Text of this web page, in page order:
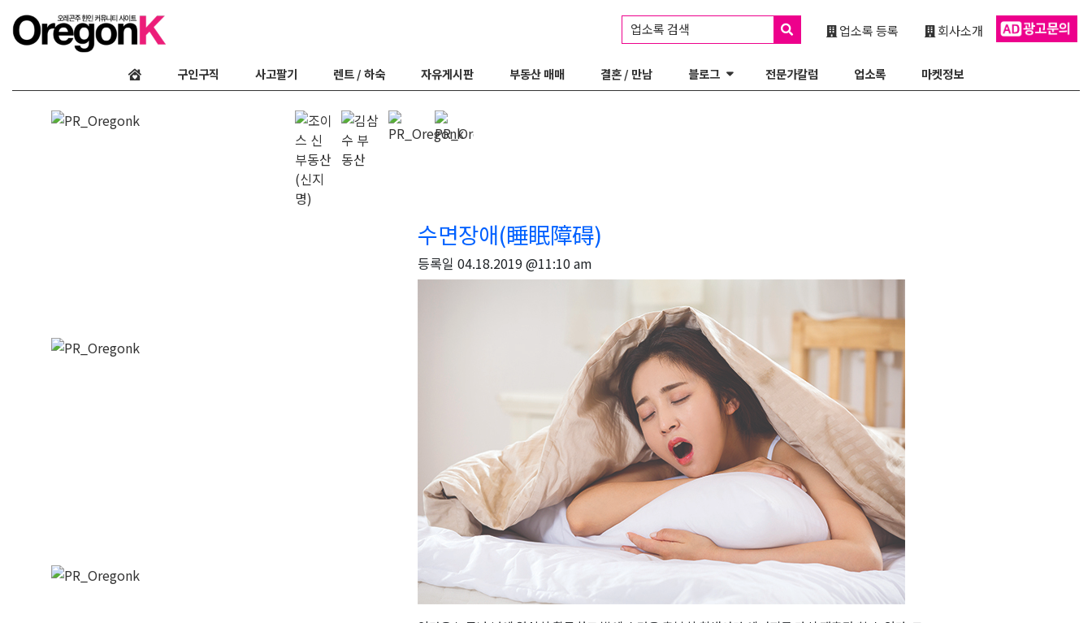
회사소개
업소록 등록
업소록 검색
구인구직 사고팔기 렌트 / 하숙 자유게시판 부동산 매매 결혼 / 만남 블로그 전문가칼럼 업소록 마켓정보
수면장애(睡眠障碍)
등록일04.18.2019 @11:10 am